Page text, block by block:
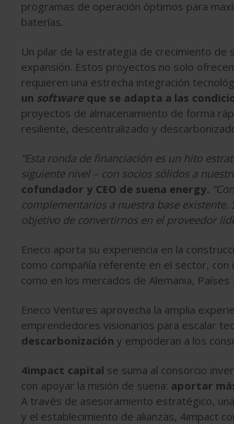
programas de operación óptimos para
baterías.
Un pilar de la estrategia de crecimiento de
expansión. Estos proyectos no solo
requieren una estrecha integración
un software que se adapta a las
proyectos de almacenamiento de forma
resiliente, descentralizado y
“Esta ronda de financiación es un hito
siguiente nivel – con socios sólidos a
cofundador y CEO de suena energy.
complementarios a nuestra base
objetivo de convertirnos en el proveedor
Eneco aporta su experiencia en la
como compañía referente en el sector,
como en los mercados de Alemania,
Eneco Ventures aprovecha la amplia
emprendedores visionarios para escalar
descarbonización y empoderan a los
4impact capital se suma al consorcio
con apoyar la misión de suena: aportar
A través de asesoramiento estratégico,
y el establecimiento de alianzas, 4impact